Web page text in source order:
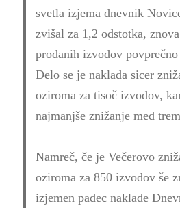
svetla izjema dnevnik
zvišal za 1,2 odstotka,
prodanih izvodov
Delo se je naklada sicer
oziroma za tisoč izvodov,
najmanjše znižanje med
Namreč, če je Večerovo
oziroma za 850 izvodov še
izjemen padec naklade